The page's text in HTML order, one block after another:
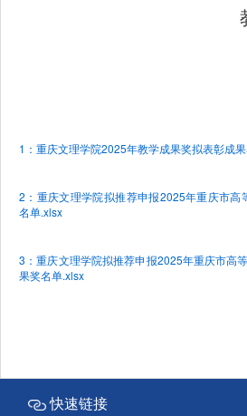
1：重庆文理学院2025年教学成果奖拟表彰成
2：重庆文理学院拟推荐申报2025年重庆市高
名单.xlsx
3：重庆文理学院拟推荐申报2025年重庆市高
果奖名单.xlsx
快速链接